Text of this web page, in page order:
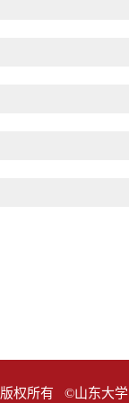
版权所有 ©山东大